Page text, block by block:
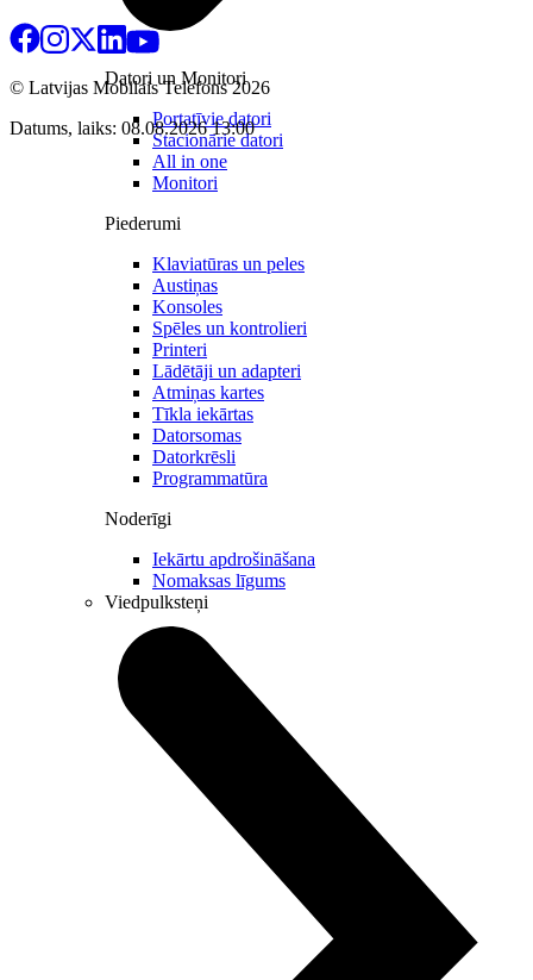
Datori un Monitori
Portatīvie datori
Stacionārie datori
All in one
Monitori
Piederumi
Klaviatūras un peles
Austiņas
Konsoles
Spēles un kontrolieri
Printeri
Lādētāji un adapteri
Atmiņas kartes
Tīkla iekārtas
Datorsomas
Datorkrēsli
Programmatūra
Noderīgi
Iekārtu apdrošināšana
Nomaksas līgums
Viedpulksteņi
© Latvijas Mobilais Telefons2026
Datums, laiks: 08.08.2026 13:00